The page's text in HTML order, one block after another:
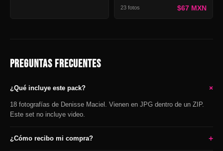
23 fotos $67 MXN
PREGUNTAS FRECUENTES
¿Qué incluye este pack? +
18 fotografías de Denisse Maciel. Vienen en JPG dentro de un ZIP.
Este set no incluye video.
¿Cómo recibo mi compra? +